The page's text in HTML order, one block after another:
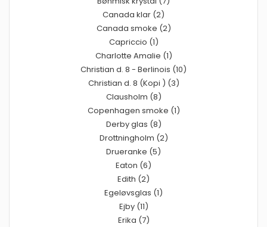
Canada klar (2)
Canada smoke (2)
Capriccio (1)
Charlotte Amalie (1)
Christian d. 8 - Berlinois (10)
Christian d. 8 (Kopi ) (3)
Clausholm (8)
Copenhagen smoke (1)
Derby glas (8)
Drottningholm (2)
Drueranke (5)
Eaton (6)
Edith (2)
Egeløvsglas (1)
Ejby (11)
Erika (7)